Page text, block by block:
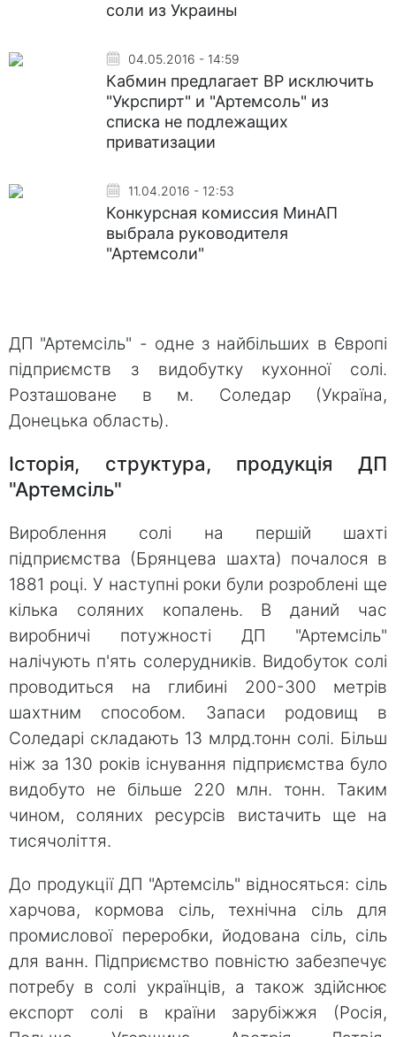
соли из Украины
04.05.2016 - 14:59
Кабмин предлагает ВР исключить
"Укрспирт" и "Артемсоль" из
списка не подлежащих
приватизации
11.04.2016 - 12:53
Конкурсная комиссия МинАП
выбрала руководителя
"Артемсоли"
ДП "Артемсіль" - одне з найбільших в Європі
підприємств з видобутку кухонної солі.
Розташоване в м. Соледар (Україна,
Донецька область).
Історія, структура, продукція ДП
"Артемсіль"
Вироблення солі на першій шахті
підприємства (Брянцева шахта) почалося в
1881 році. У наступні роки були розроблені ще
кілька соляних копалень. В даний час
виробничі потужності ДП "Артемсіль"
налічують п'ять солерудників. Видобуток солі
проводиться на глибині 200-300 метрів
шахтним способом. Запаси родовищ в
Соледарі складають 13 млрд.тонн солі. Більш
ніж за 130 років існування підприємства було
видобуто не більше 220 млн. тонн. Таким
чином, соляних ресурсів вистачить ще на
тисячоліття.
До продукції ДП "Артемсіль" відносяться: сіль
харчова, кормова сіль, технічна сіль для
промислової переробки, йодована сіль, сіль
для ванн. Підприємство повністю забезпечує
потребу в солі українців, а також здійснює
експорт солі в країни зарубіжжя (Росія,